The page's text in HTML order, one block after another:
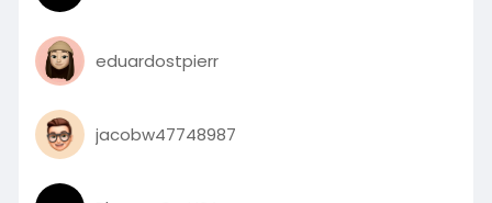
eduardostpierr
jacobw47748987